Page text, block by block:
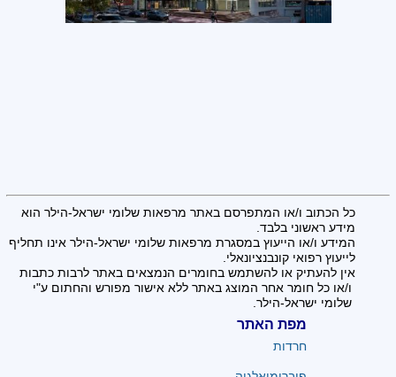
כל הכתוב ו/או המתפרסם באתר מרפאות שלומי ישראל-הילר הוא
מידע ראשוני בלבד.
המידע ו/או הייעוץ במסגרת מרפאות שלומי ישראל-הילר אינו תחליף
לייעוץ רפואי קונבנציונאלי.
אין להעתיק או להשתמש בחומרים הנמצאים באתר לרבות כתבות
ו/או כל חומר אחר המוצג באתר ללא אישור מפורש והחתום ע"י
שלומי ישראל-הילר.
מפת האתר
חרדות